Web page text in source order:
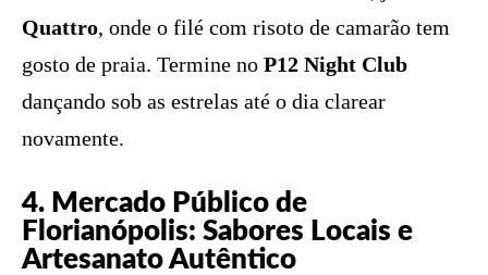
Quattro, onde o filé com risoto de camarão tem
gosto de praia. Termine no P12 Night Club
dançando sob as estrelas até o dia clarear
novamente.
4. Mercado Público de
Florianópolis: Sabores Locais e
Artesanato Autêntico